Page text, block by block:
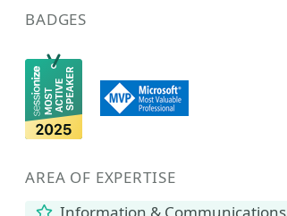
BADGES
AREA OF EXPERTISE